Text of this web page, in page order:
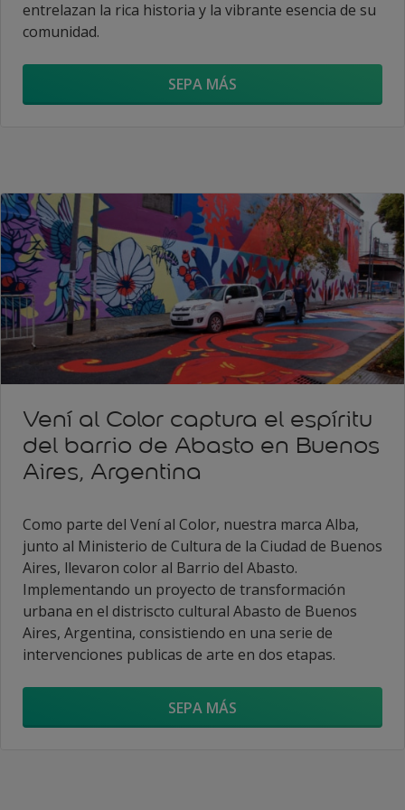
entrelazan la rica historia y la vibrante esencia de su
comunidad.
SEPA MÁS
Vení al Color captura el espíritu
del barrio de Abasto en Buenos
Aires, Argentina
Como parte del Vení al Color, nuestra marca Alba,
junto al Ministerio de Cultura de la Ciudad de Buenos
Aires, llevaron color al Barrio del Abasto.
Implementando un proyecto de transformación
urbana en el distriscto cultural Abasto de Buenos
Aires, Argentina, consistiendo en una serie de
intervenciones publicas de arte en dos etapas.
SEPA MÁS